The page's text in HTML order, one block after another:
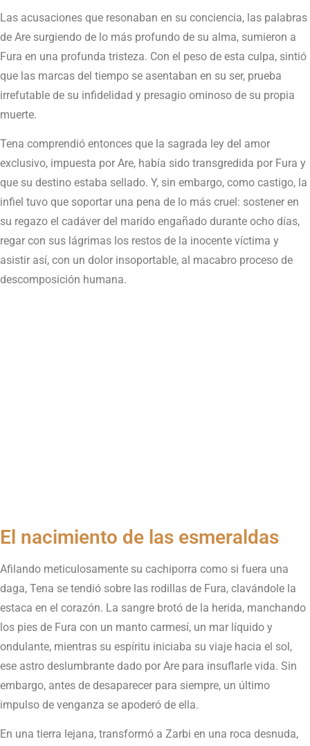
Las acusaciones que resonaban en su conciencia, las palabras
de Are surgiendo de lo más profundo de su alma, sumieron a
Fura en una profunda tristeza. Con el peso de esta culpa, sintió
que las marcas del tiempo se asentaban en su ser, prueba
irrefutable de su infidelidad y presagio ominoso de su propia
muerte.
Tena comprendió entonces que la sagrada ley del amor
exclusivo, impuesta por Are, había sido transgredida por Fura y
que su destino estaba sellado. Y, sin embargo, como castigo, la
infiel tuvo que soportar una pena de lo más cruel: sostener en
su regazo el cadáver del marido engañado durante ocho días,
regar con sus lágrimas los restos de la inocente víctima y
asistir así, con un dolor insoportable, al macabro proceso de
descomposición humana.
El nacimiento de las esmeraldas
Afilando meticulosamente su cachiporra como si fuera una
daga, Tena se tendió sobre las rodillas de Fura, clavándole la
estaca en el corazón. La sangre brotó de la herida, manchando
los pies de Fura con un manto carmesí, un mar líquido y
ondulante, mientras su espíritu iniciaba su viaje hacia el sol,
ese astro deslumbrante dado por Are para insuflarle vida. Sin
embargo, antes de desaparecer para siempre, un último
impulso de venganza se apoderó de ella.
En una tierra lejana, transformó a Zarbi en una roca desnuda,